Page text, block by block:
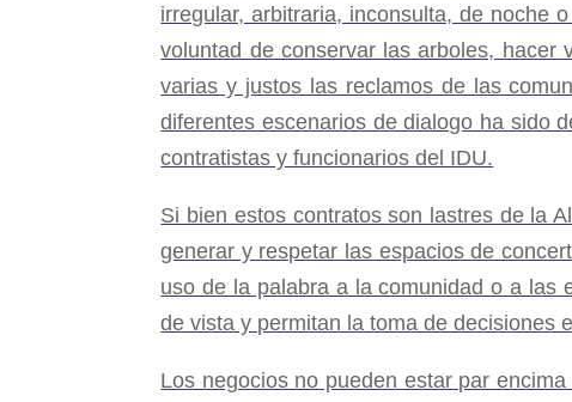
irregular, arbitraria, inconsulta, de noche
voluntad de conservar las arboles, hacer
varias y justos las reclamos de las
diferentes escenarios de dialogo ha sido
contratistas y funcionarios del IDU.
Si bien estos contratos son lastres de la
generar y respetar las espacios de
uso de la palabra a la comunidad o a las
de vista y permitan la toma de decisiones
Los negocios no pueden estar par